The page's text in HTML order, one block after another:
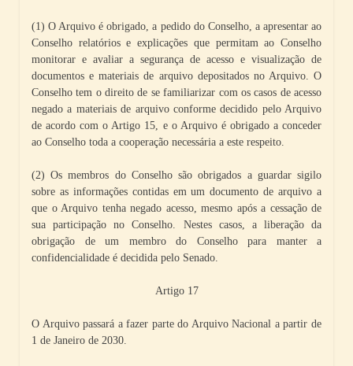
(1) O Arquivo é obrigado, a pedido do Conselho, a apresentar ao
Conselho relatórios e explicações que permitam ao Conselho
monitorar e avaliar a segurança de acesso e visualização de
documentos e materiais de arquivo depositados no Arquivo. O
Conselho tem o direito de se familiarizar com os casos de acesso
negado a materiais de arquivo conforme decidido pelo Arquivo
de acordo com o Artigo 15, e o Arquivo é obrigado a conceder
ao Conselho toda a cooperação necessária a este respeito.
(2) Os membros do Conselho são obrigados a guardar sigilo
sobre as informações contidas em um documento de arquivo a
que o Arquivo tenha negado acesso, mesmo após a cessação de
sua participação no Conselho. Nestes casos, a liberação da
obrigação de um membro do Conselho para manter a
confidencialidade é decidida pelo Senado.
Artigo 17
O Arquivo passará a fazer parte do Arquivo Nacional a partir de
1 de Janeiro de 2030.